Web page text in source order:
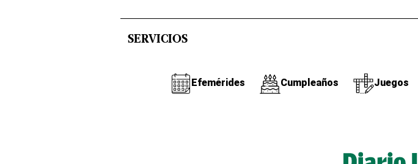
SERVICIOS
Efemérides Cumpleaños Juegos